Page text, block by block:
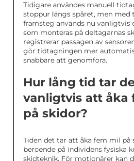
Tidigare användes manuell
stoppur längs spåret, men med
framsteg används nu vanligtvis
som monteras på deltagarnas
registrerar passagen av
gör tidtagningen mer
snabbare att genomföra.
Hur lång tid tar
vanligtvis att åka
på skidor?
Tiden det tar att åka fem mil på
beroende på individens fysiska
skidteknik. För motionärer kan